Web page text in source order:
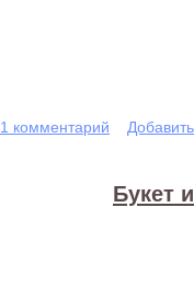
1 комментарий
Букет